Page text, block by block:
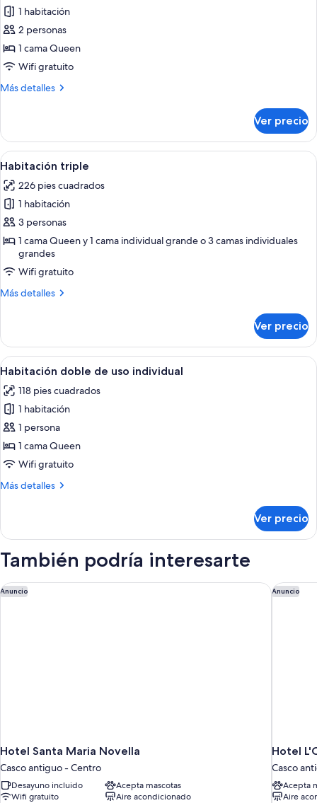
de
Habitación
estándar
con
1
o
individuales
1 habitación
2 personas
1 cama Queen
Wifi gratuito
Más detalles
Más
estándar
con
1
matrimonial
o
individuales
Ver precio
Abrir
todas
las
fotos
de
Habitación
triple
Una habitación de hotel moderna
5
Habitación triple
226 pies cuadrados
1 habitación
3 personas
1 cama Queen y 1 cama individual grande o 3 camas individuales
grandes
Wifi gratuito
Más detalles
Más
triple
Ver precio
Abrir
todas
las
fotos
de
Habitación
doble
uso
Minibar, caja de seguridad en la
5
Habitación doble de uso individual
118 pies cuadrados
1 habitación
1 persona
1 cama Queen
Wifi gratuito
Más detalles
Más
doble
uso
Ver precio
También podría interesarte
Anuncio
Hotel Santa Maria Novella
Casco antiguo - Centro
Desayuno incluido
Acepta mascotas
Wifi gratuito
Aire acondicionado
Hotel Santa Maria Novella Anuncio
Hotel
Casco
Acepta
Aire
Hotel